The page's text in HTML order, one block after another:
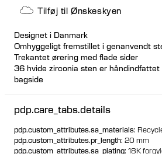
Tilføj til Ønskeskyen
Designet i Danmark
Omhyggeligt fremstillet i genanvendt
Trekantet ørering med flade sider
36 hvide zirconia sten er håndindfattet
bagside
Designet til at kunne stå, når den ikke
pdp.care_tabs.details
pdp.custom_attributes.sa_materials:
pdp.custom_attributes.pr_length: 20 mm
pdp.custom_attributes.sa_plating: 18K